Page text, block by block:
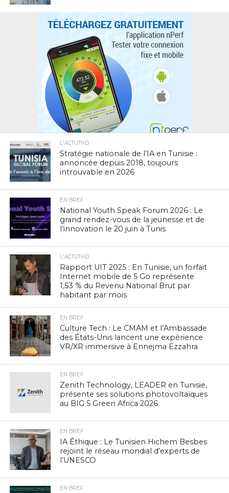
L'ACTUTHD
Stratégie nationale de l’IA en Tunisie :
annoncée depuis 2018, toujours
introuvable en 2026
EN BREF
National Youth Speak Forum 2026 : Le
grand rendez-vous de la jeunesse et de
l’innovation le 20 juin à Tunis
L'ACTUTHD
Rapport UIT 2025 : En Tunisie, un forfait
Internet mobile de 5 Go représente
1,53 % du Revenu National Brut par
habitant par mois
EN BREF
Culture Tech : Le CMAM et l’Ambassade
des États-Unis lancent une expérience
VR/XR immersive à Ennejma Ezzahra
EN BREF
Zenith Technology, LEADER en Tunisie,
présente ses solutions photovoltaïques
au BIG 5 Green Africa 2026
EN BREF
IA Éthique : Le Tunisien Hichem Besbes
rejoint le réseau mondial d’experts de
l’UNESCO
EN BREF